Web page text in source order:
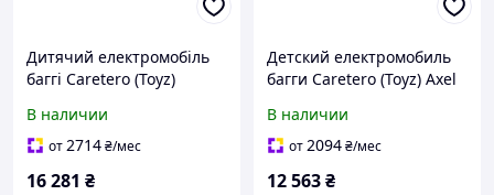
Дитячий електромобіль
баггі Caretero (Toyz)
В наличии
от2714₴/мес
16 281 ₴
Детский електромобиль
багги Caretero (Toyz) Axel
В наличии
от2094₴/мес
12 563₴